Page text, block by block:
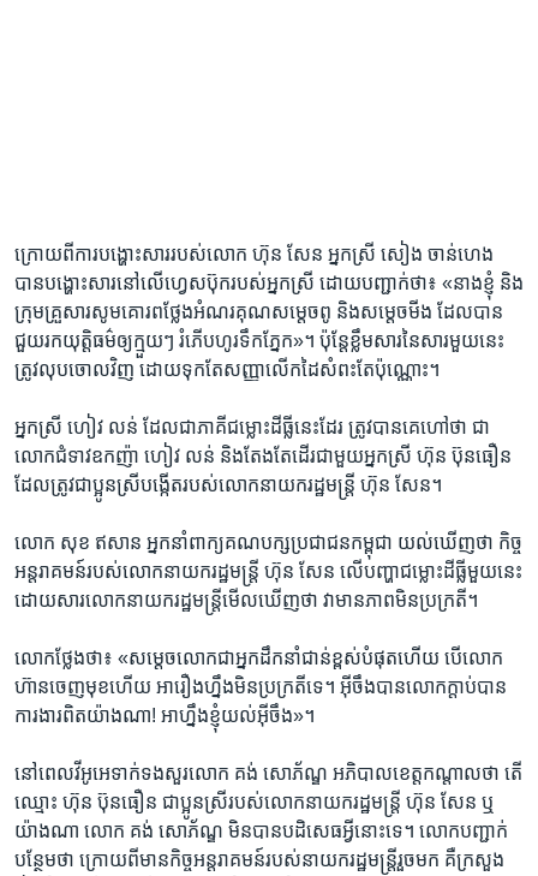
ក្រោយ​ពី​ការ​បង្ហោះ​សារ​របស់​លោក​ ហ៊ុន សែន​ អ្នកស្រី ​សៀង ចាន់ហេង ​
បាន​បង្ហោះ​សារ​នៅ​លើ​ហ្វេសប៊ុក​របស់​អ្នកស្រី​ ដោយ​បញ្ជាក់​ថា៖​ «នាង​ខ្ញុំ​ និង​
ក្រុម​គ្រួសារ​សូម​គោរព​ថ្លែង​អំណរ​គុណ​សម្តេច​ពូ ​និង​សម្តេច​មីង ​ដែល​បាន​
ជួយ​រក​យុត្តិធម៌​ឲ្យ​ក្មួយៗ​ រំភើប​ហូរ​ទឹក​ភ្នែក»។ ​ប៉ុន្តែ​ខ្លឹម​សារ​នៃ​សារ​មួយ​នេះ​
ត្រូវ​លុប​ចោល​វិញ ​ដោយ​ទុក​តែ​សញ្ញា​លើក​ដៃ​សំពះ​តែ​ប៉ុណ្ណោះ។​
អ្នកស្រី ​ហៀវ លន់ ​ដែល​ជា​ភាគី​ជម្លោះ​ដីធ្លី​នេះ​ដែរ​ ត្រូវ​បាន​គេ​ហៅ​ថា​ ជា
លោក​ជំទាវ​ឧកញ៉ា ​ហៀវ លន់ ​និង​តែងតែ​ដើរ​ជាមួយអ្នក​ស្រី ​ហ៊ុន ប៊ុនធឿន​
ដែល​ត្រូវ​ជា​ប្អូន​ស្រី​បង្កើត​របស់​លោក​នាយក​រដ្ឋ​មន្ត្រី ​ហ៊ុន ​សែន។​
លោក ​សុខ ឥសាន ​អ្នកនាំ​ពាក្យ​គណ​បក្ស​ប្រជាជន​កម្ពុជា​ យល់​ឃើញ​ថា កិច្ច​
អន្តរាគមន៍​របស់​លោក​នាយក​រដ្ឋ​មន្ត្រី ​ហ៊ុន សែន ​លើ​បញ្ហា​ជម្លោះ​ដីធ្លី​មួយ​នេះ​
​ដោយ​សារលោក​នាយក​រដ្ឋមន្ត្រី​មើល​ឃើញ​ថា វា​មាន​ភាព​មិន​ប្រក្រតី។​
លោក​ថ្លែង​ថា៖ ​«សម្តេច​លោក​ជា​អ្នក​ដឹកនាំ​ជាន់​ខ្ពស់​បំ​ផុត​ហើយ​ ​បើ​លោក​
ហ៊ាន​ចេញ​មុខ​ហើយ​ អា​រឿង​ហ្នឹង​មិន​ប្រក្រតី​ទេ។​ អ៊ីចឹង​បាន​លោក​ក្តាប់​បាន​
ការងារ​ពិត​យ៉ាង​ណា! ​អាហ្នឹង​ខ្ញុំ​យល់​អ៊ីចឹង»។​
នៅ​ពេល​វីអូអេ​ទាក់​ទង​សួរ​លោក​ គង់ សោភ័ណ្ឌ ​អភិបាល​ខេត្ត​កណ្តាល​ថា​ តើ​
ឈ្មោះ ​ហ៊ុន ប៊ុនធឿន ​ជា​ប្អូនស្រី​របស់​លោក​នាយក​រដ្ឋ​មន្ត្រី ​ហ៊ុន សែន​ ឬ​
យ៉ាង​ណា​ លោក គង់ សោភ័ណ្ឌ ​មិន​បាន​បដិសេធ​អ្វី​នោះ​ទេ។​ លោកបញ្ជាក់​
បន្ថែម​ថា​ ក្រោយ​ពី​មាន​កិច្ច​អន្តរាគមន៍​របស់​នាយក​រដ្ឋ​មន្ត្រី​រួច​មក ​គឺ​ក្រសួង​